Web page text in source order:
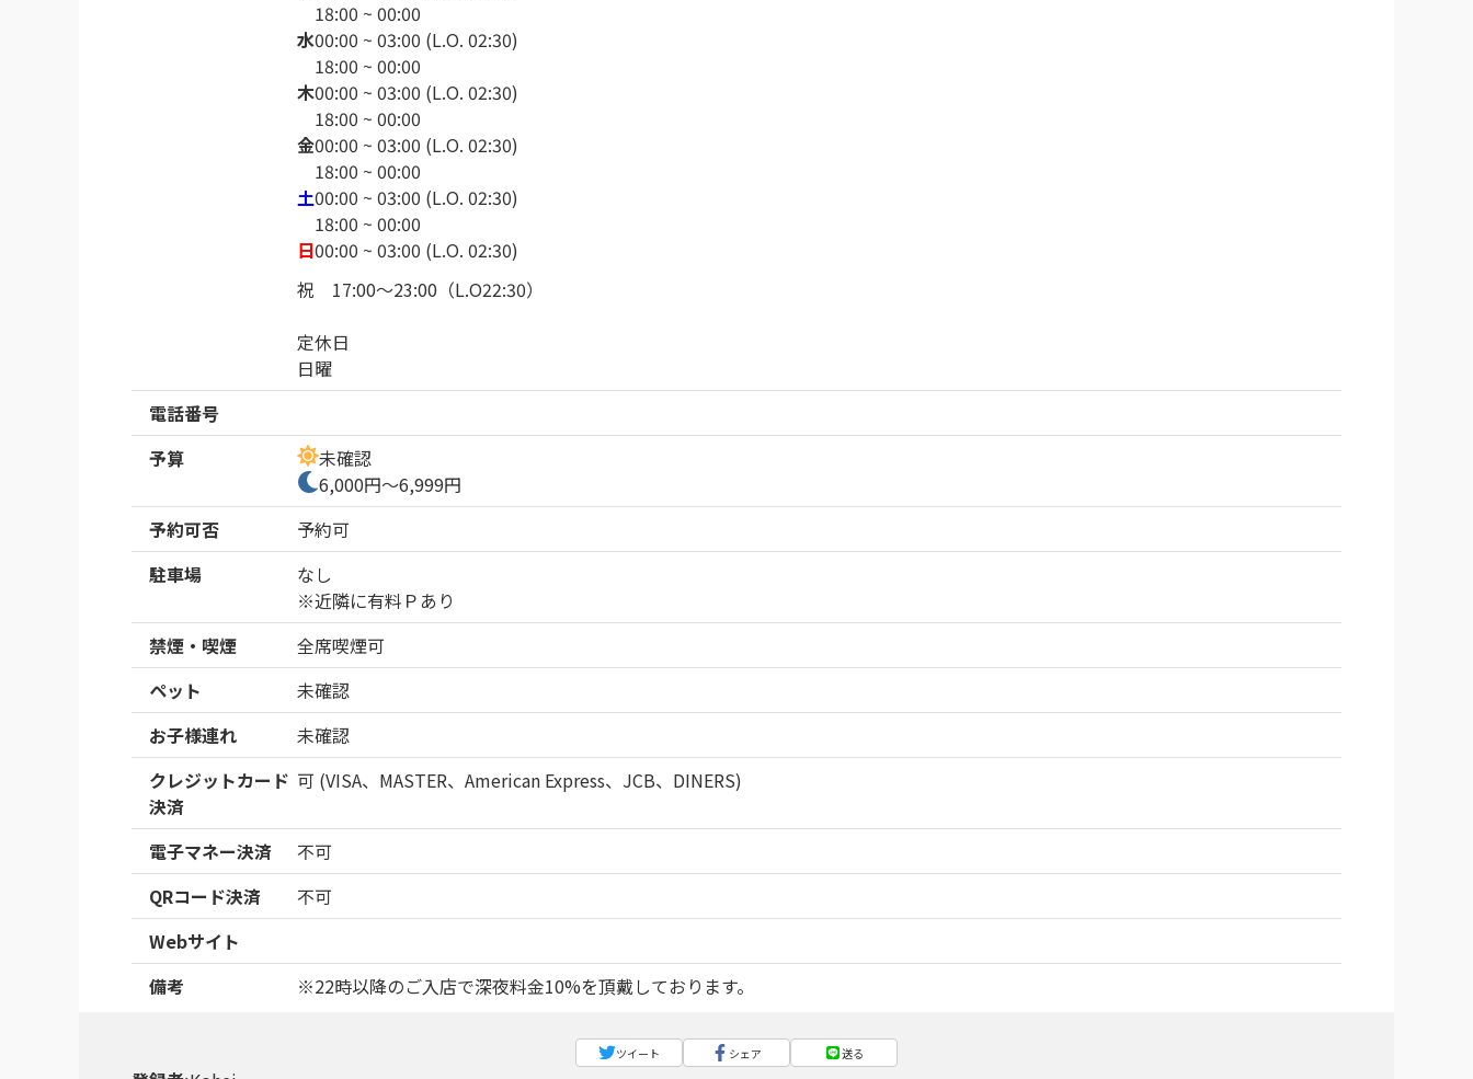
18:00 ~ 00:00
水00:00 ~ 03:00 (L.O. 02:30)
18:00 ~ 00:00
木00:00 ~ 03:00 (L.O. 02:30)
18:00 ~ 00:00
金00:00 ~ 03:00 (L.O. 02:30)
18:00 ~ 00:00
土00:00 ~ 03:00 (L.O. 02:30)
18:00 ~ 00:00
日00:00 ~ 03:00 (L.O. 02:30)
祝　17:00～23:00（L.O22:30）
定休日
日曜
電話番号
予算
未確認
6,000円～6,999円
予約可否
予約可
駐車場
なし
※近隣に有料Ｐあり
禁煙・喫煙
全席喫煙可
ペット
未確認
お子様連れ
未確認
クレジットカード
決済
可 (VISA、MASTER、American Express、JCB、DINERS)
電子マネー決済
不可
QRコード決済
不可
Webサイト
備考
※22時以降のご入店で深夜料金10%を頂戴しております。
ツイート シェア 送る